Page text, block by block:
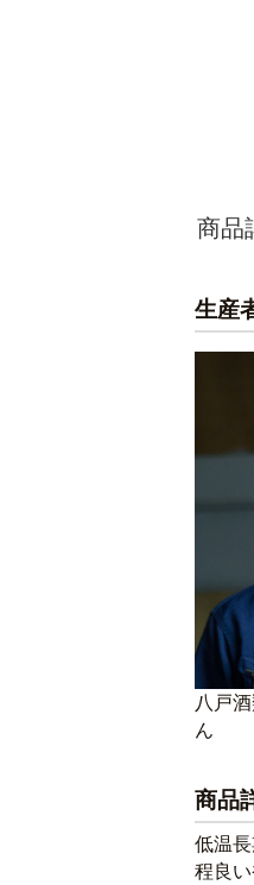
商品
生産
八戸
ん
商品
低温
程良